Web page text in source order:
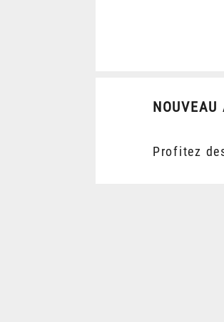
Profitez